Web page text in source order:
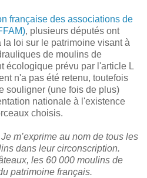
française des associations de
, plusieurs députés ont
loi sur le patrimoine visant à
de moulins de
écologique prévu par l'article L
n'a pas été retenu, toutefois
souligner (une fois de plus)
nationale à l'existence
choisis.
Je m’exprime au nom de tous les
dans leur circonscription.
les 60 000 moulins de
patrimoine français.